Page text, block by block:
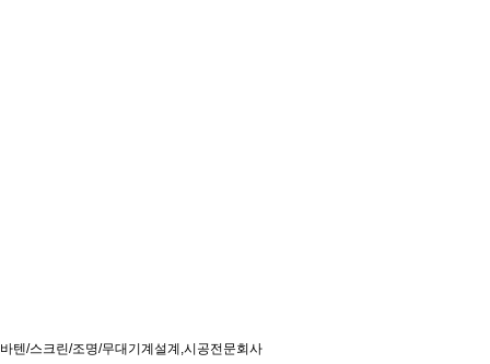
바텐/스크린/조명/무대기계설계,시공전문회사